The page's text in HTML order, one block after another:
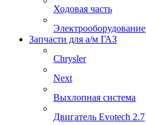
Ходовая часть
Электрооборудование
Запчасти для а/м ГАЗ
Chrysler
Next
Выхлопная система
Двигатель Evotech 2.7